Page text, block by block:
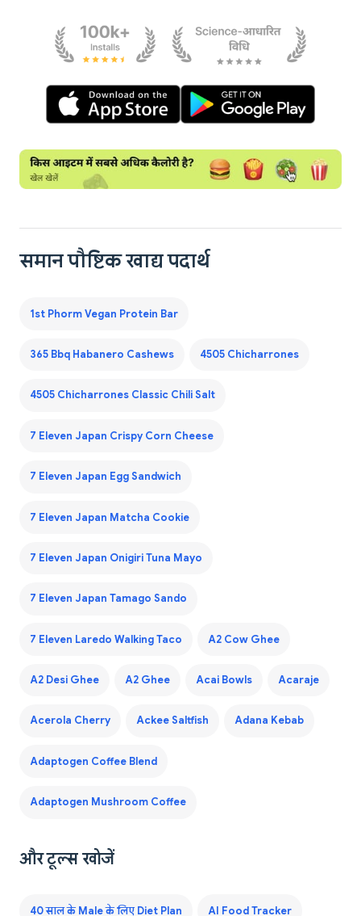
समान पौष्टिक खाद्य पदार्थ
1st Phorm Vegan Protein Bar
365 Bbq Habanero Cashews 4505 Chicharrones
4505 Chicharrones Classic Chili Salt
7 Eleven Japan Crispy Corn Cheese
7 Eleven Japan Egg Sandwich
7 Eleven Japan Matcha Cookie
7 Eleven Japan Onigiri Tuna Mayo
7 Eleven Japan Tamago Sando
7 Eleven Laredo Walking Taco A2 Cow Ghee
A2 Desi Ghee A2 Ghee Acai Bowls Acaraje
Acerola Cherry Ackee Saltfish Adana Kebab
Adaptogen Coffee Blend
Adaptogen Mushroom Coffee
और टूल्स खोजें
40 साल के Male के लिए Diet Plan AI Food Tracker